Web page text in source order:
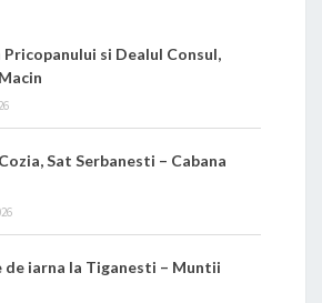
Pricopanului si Dealul Consul,
Sat Serbanesti – Cabana
de iarna la Tiganesti – Muntii